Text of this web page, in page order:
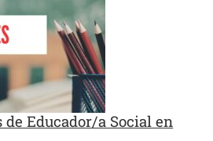
de Educador/a Social en